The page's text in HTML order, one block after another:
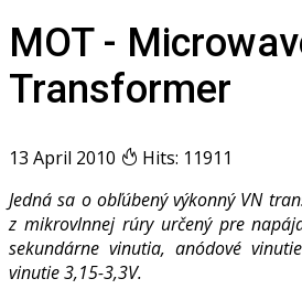
MOT -
Transformer
13 April 2010
Hits: 11911
Jedná sa o obľúbený výkonný VN
z mikrovlnnej rúry určený pre
sekundárne vinutia, anódové
vinutie 3,15-3,3V.